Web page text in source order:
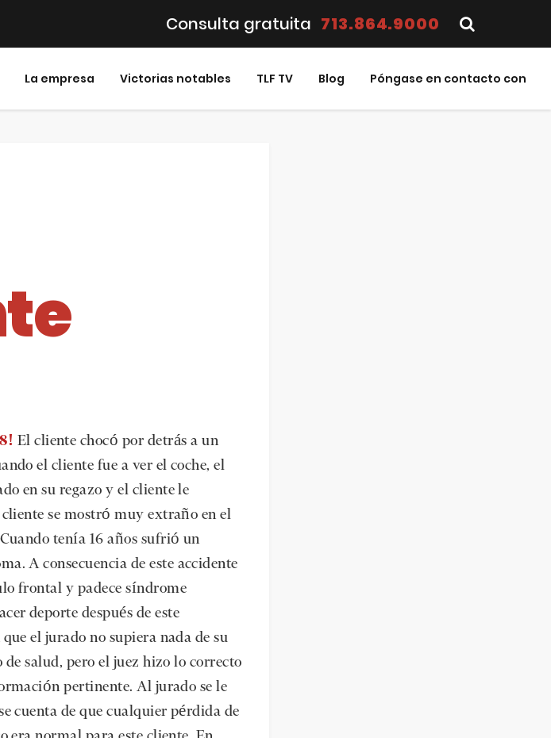
Consulta gratuita 713.864.9000
La empresa Victorias notables TLF TV Blog Póngase en contacto con
El cliente chocó por detrás a un
el cliente fue a ver el coche, el
en su regazo y el cliente le
se mostró muy extraño en el
tenía 16 años sufrió un
A consecuencia de este accidente
frontal y padece síndrome
deporte después de este
el jurado no supiera nada de su
salud, pero el juez hizo lo correcto
pertinente. Al jurado se le
cuenta de que cualquier pérdida de